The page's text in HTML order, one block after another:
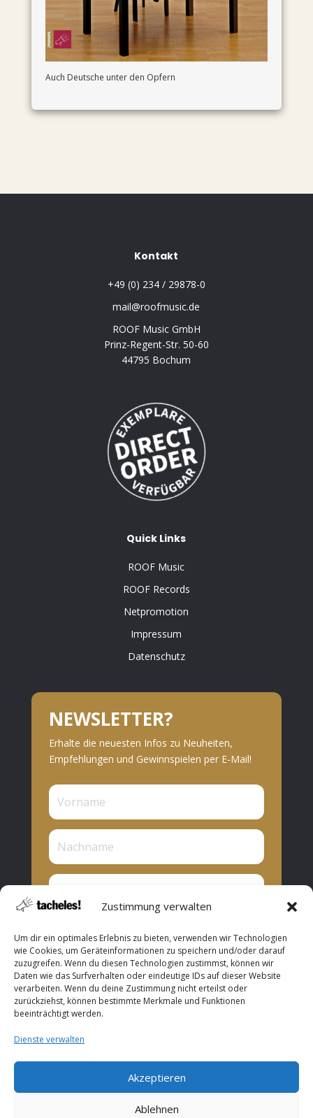
Zustimmung verwalten
Um dir ein optimales Erlebnis zu bieten, verwenden wir Technologien
wie Cookies, um Geräteinformationen zu speichern und/oder darauf
zuzugreifen. Wenn du diesen Technologien zustimmst, können wir
Daten wie das Surfverhalten oder eindeutige IDs auf dieser Website
verarbeiten. Wenn du deine Zustimmung nicht erteilst oder
zurückziehst, können bestimmte Merkmale und Funktionen
beeinträchtigt werden.
Dienste verwalten
Akzeptieren
Ablehnen
Auch Deutsche unter den Opfern
Kontakt
+49 (0) 234 / 29878-0
mail@roofmusic.de
ROOF Music GmbH
Prinz-Regent-Str. 50-60
44795 Bochum
Quick Links
ROOF Music
ROOF Records
Netpromotion
Impressum
Datenschutz
NEWSLETTER?
Erhalte die neuesten Infos zu Neuheiten,
Empfehlungen und Gewinnspielen per E-Mail!
Privat
Presse
Abonnieren
Copyright © 2026 ROOF Music. All Rights Reserved.